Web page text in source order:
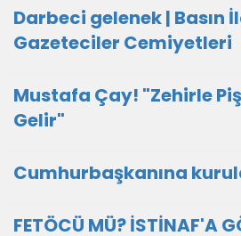
Darbeci gelenek | Basın
Gazeteciler Cemiyetleri
Mustafa Çay! "Zehirle
Gelir"
Cumhurbaşkanına
FETÖCÜ MÜ? İSTİNAF'A